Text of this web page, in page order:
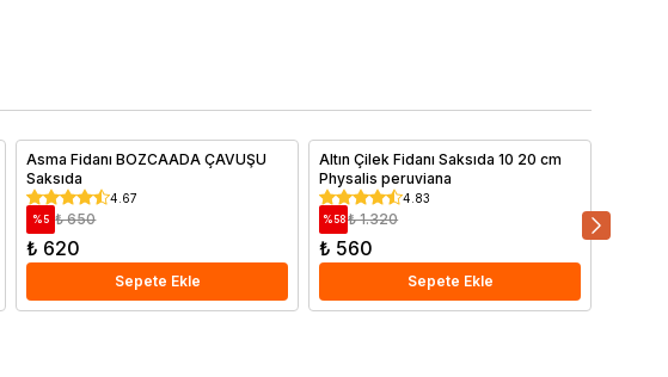
Asma Fidanı BOZCAADA ÇAVUŞU
Saksıda
4.67
% 5 ₺ 650
₺ 620
Sepete Ekle
Altın Çilek Fidanı Saksıda 10 20 cm
Physalis peruviana
4.83
% 58 ₺ 1.320
₺ 560
Sepete Ekle